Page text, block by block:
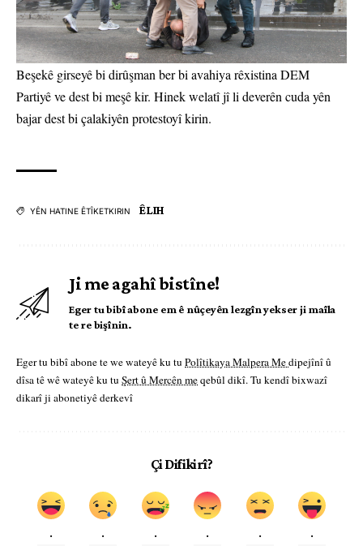
Beşekê girseyê bi dirûşman ber bi avahiya rêxistina DEM
Partiyê ve dest bi meşê kir. Hinek welatî jî li deverên cuda yên
bajar dest bi çalakiyên protestoyî kirin.
YÊN HATINE ÊTÎKETKIRIN ÊLIH
Ji me agahî bistîne!
Eger tu bibî abone em ê nûçeyên lezgîn yekser ji maîla
te re bişînin.
Eger tu bibî abone te we wateyê ku tu Polîtikaya Malpera Medipejînî û
dîsa tê wê wateyê ku tu Şert û Mercên meqebûl dikî. Tu kendî bixwazî
dikarî ji abonetiyê derkevî
Çi Difikirî?
. . . . . .